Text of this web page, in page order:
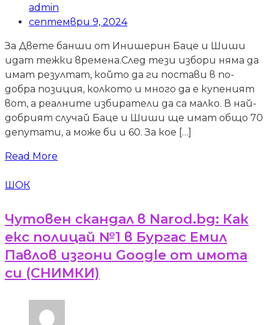
admin
септември 9, 2024
За Двете банши от Инишерин Баце и Шиши
идат тежки времена.След тези избори няма да
имат резултат, който да ги постави в по-
добра позиция, колкото и много да е купеният
вот, а реалните избиратели да са малко. В най-
добрият случай Баце и Шиши ще имат общо 70
депутати, а може би и 60. За кое […]
Read More
ШОК
Чутовен скандал в Narod.bg: Как
екс полицай №1 в Бургас Емил
Павлов изгони Google от имота
си (СНИМКИ)